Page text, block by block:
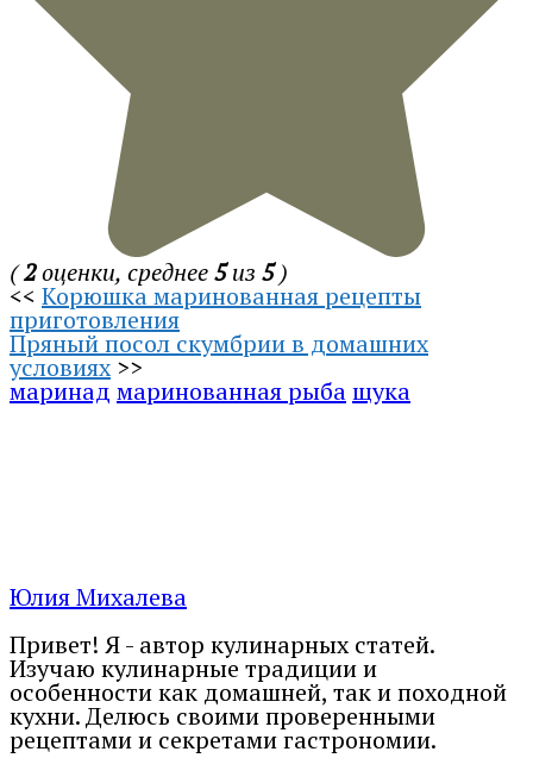
(2оценки, среднее5из 5)
<< Корюшка маринованная рецепты
приготовления
Пряный посол скумбрии в домашних
условиях >>
маринад маринованная рыбащука
Юлия Михалева
Привет! Я - автор кулинарных статей.
Изучаю кулинарные традиции и
особенности как домашней, так и походной
кухни. Делюсь своими проверенными
рецептами и секретами гастрономии.